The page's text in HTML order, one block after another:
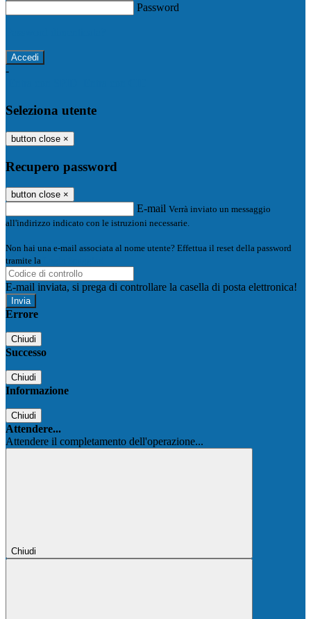
Password
-
Seleziona utente
button close ×
Recupero password
button close ×
E-mail Verrà inviato un messaggio
all'indirizzo indicato con le istruzioni necessarie.
Non hai una e-mail associata al nome utente? Effettua il reset della password
tramite la
E-mail inviata, si prega di controllare la casella di posta elettronica!
Errore
Chiudi
Successo
Chiudi
Informazione
Chiudi
Attendere...
Attendere il completamento dell'operazione...
Chiudi